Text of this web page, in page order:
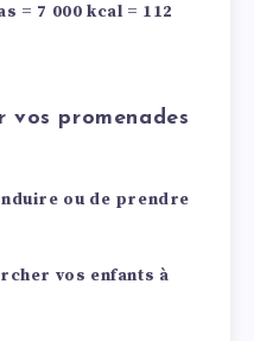
= 7 000 kcal = 112
vos promenades
ou de prendre
vos enfants à